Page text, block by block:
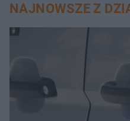
NAJNOWSZE Z